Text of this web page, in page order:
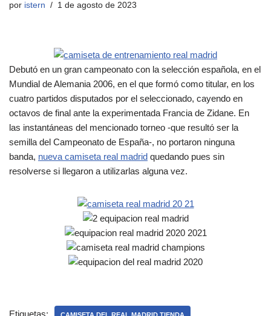
por istern 1 de agosto de 2023
Debutó en un gran campeonato con la selección española, en el
Mundial de Alemania 2006, en el que formó como titular, en los
cuatro partidos disputados por el seleccionado, cayendo en
octavos de final ante la experimentada Francia de Zidane. En
las instantáneas del mencionado torneo -que resultó ser la
semilla del Campeonato de España-, no portaron ninguna
banda, nueva camiseta real madrid quedando pues sin
resolverse si llegaron a utilizarlas alguna vez.
Etiquetas: